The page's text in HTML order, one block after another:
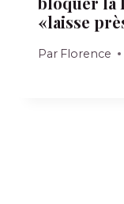
«laisse
Par Florence